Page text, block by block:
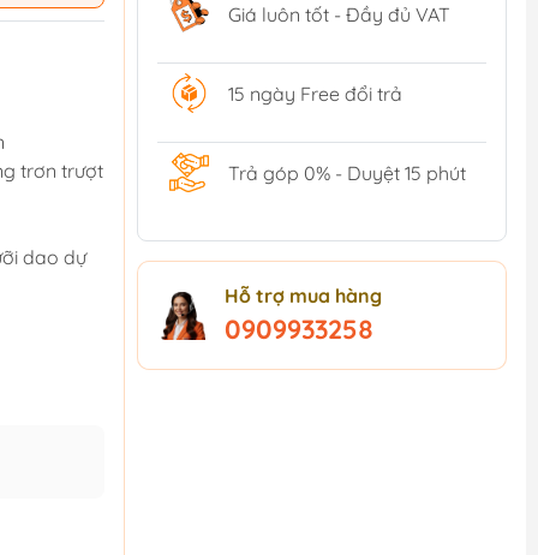
trơn trượt
dao dự
Giá luôn tốt - Đầy đủ VAT
15 ngày Free đổi trả
Trả góp 0% - Duyệt 15 phút
Hỗ trợ mua hàng
0909933258